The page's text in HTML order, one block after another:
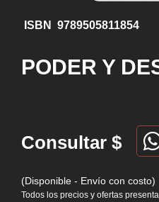
ISBN 9789505811854
PODER Y
Consultar $
(Disponible - Envío con costo)
Todos los precios y ofertas